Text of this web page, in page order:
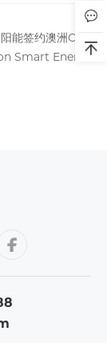
Précédent: “头部技术”链接“顶流渠道”！高景太阳能签约澳洲OSW，全面发力大洋洲市场